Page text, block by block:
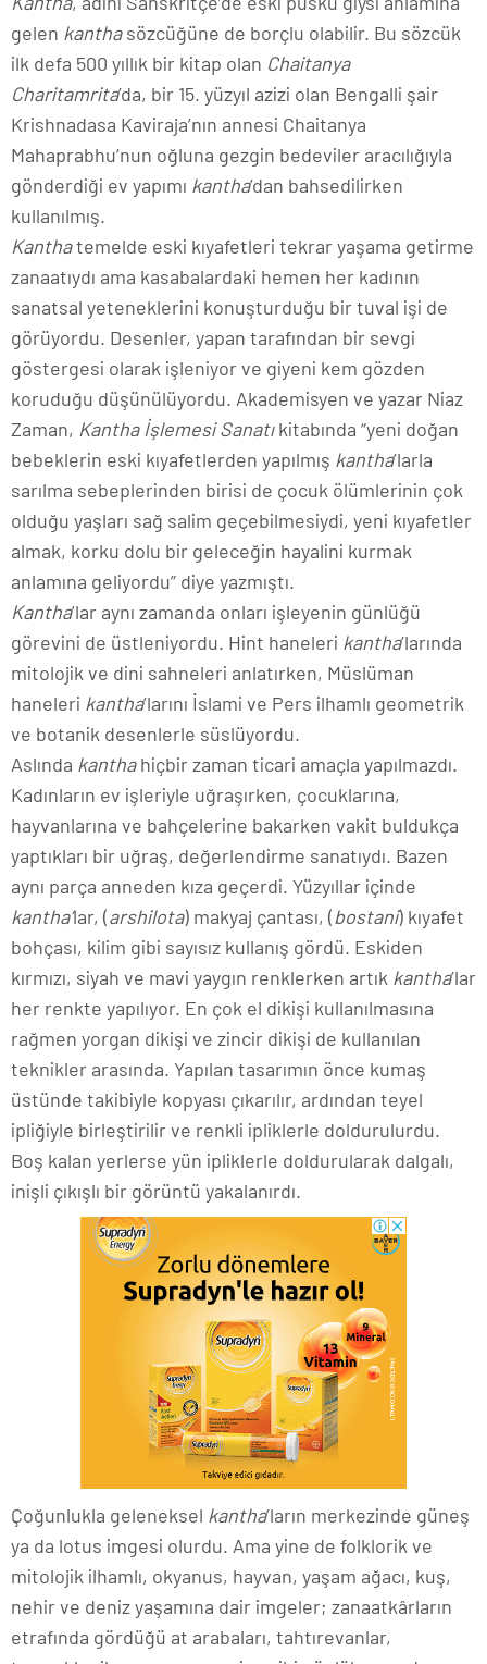
gelen kanthasözcüğüne de borçlu olabilir. Bu sözcük
ilk defa 500 yıllık bir kitap olan Chaitanya
Charitamrita’da, bir 15. yüzyıl azizi olan Bengalli şair
Krishnadasa Kaviraja’nın annesi Chaitanya
Mahaprabhu’nun oğluna gezgin bedeviler aracılığıyla
gönderdiği ev yapımı kantha’dan bahsedilirken
kullanılmış.
Kanthatemelde eski kıyafetleri tekrar yaşama getirme
zanaatıydı ama kasabalardaki hemen her kadının
sanatsal yeteneklerini konuşturduğu bir tuval işi de
görüyordu. Desenler, yapan tarafından bir sevgi
göstergesi olarak işleniyor ve giyeni kem gözden
koruduğu düşünülüyordu. Akademisyen ve yazar Niaz
Zaman, Kantha İşlemesi Sanatıkitabında “yeni doğan
bebeklerin eski kıyafetlerden yapılmış kantha’larla
sarılma sebeplerinden birisi de çocuk ölümlerinin çok
olduğu yaşları sağ salim geçebilmesiydi, yeni kıyafetler
almak, korku dolu bir geleceğin hayalini kurmak
anlamına geliyordu” diye yazmıştı.
Kantha’lar aynı zamanda onları işleyenin günlüğü
görevini de üstleniyordu. Hint haneleri kantha’larında
mitolojik ve dini sahneleri anlatırken, Müslüman
haneleri kantha’larını İslami ve Pers ilhamlı geometrik
ve botanik desenlerle süslüyordu.
Aslında kanthahiçbir zaman ticari amaçla yapılmazdı.
Kadınların ev işleriyle uğraşırken, çocuklarına,
hayvanlarına ve bahçelerine bakarken vakit buldukça
yaptıkları bir uğraş, değerlendirme sanatıydı. Bazen
aynı parça anneden kıza geçerdi. Yüzyıllar içinde
kantha’lar, (arshilota) makyaj çantası, (bostani) kıyafet
bohçası, kilim gibi sayısız kullanış gördü. Eskiden
kırmızı, siyah ve mavi yaygın renklerken artık kantha’lar
her renkte yapılıyor. En çok el dikişi kullanılmasına
rağmen yorgan dikişi ve zincir dikişi de kullanılan
teknikler arasında. Yapılan tasarımın önce kumaş
üstünde takibiyle kopyası çıkarılır, ardından teyel
ipliğiyle birleştirilir ve renkli ipliklerle doldurulurdu.
Boş kalan yerlerse yün ipliklerle doldurularak dalgalı,
inişli çıkışlı bir görüntü yakalanırdı.
Çoğunlukla geleneksel kantha’ların merkezinde güneş
ya da lotus imgesi olurdu. Ama yine de folklorik ve
mitolojik ilhamlı, okyanus, hayvan, yaşam ağacı, kuş,
nehir ve deniz yaşamına dair imgeler; zanaatkârların
etrafında gördüğü at arabaları, tahtırevanlar,